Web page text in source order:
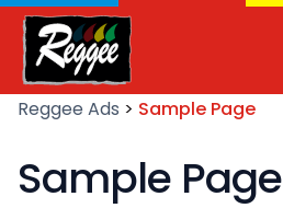
Reggee Ads > Sample Page
Sample Page